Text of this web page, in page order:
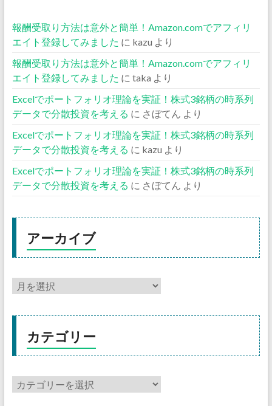
報酬受取り方法は意外と簡単！Amazon.comでアフィリ
エイト登録してみました に kazu より
報酬受取り方法は意外と簡単！Amazon.comでアフィリ
エイト登録してみました に taka より
Excelでポートフォリオ理論を実証！株式3銘柄の時系列
データで分散投資を考える に さぼてん より
Excelでポートフォリオ理論を実証！株式3銘柄の時系列
データで分散投資を考える に kazu より
Excelでポートフォリオ理論を実証！株式3銘柄の時系列
データで分散投資を考える に さぼてん より
アーカイブ
カテゴリー